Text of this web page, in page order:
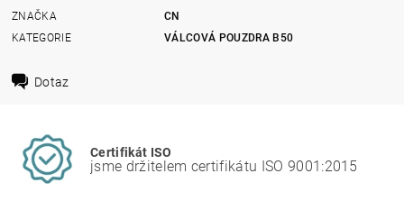
ZNAČKA
CN
KATEGORIE
VÁLCOVÁ POUZDRA B50
Dotaz
Certifikát ISO
jsme držitelem certifikátu ISO 9001:2015